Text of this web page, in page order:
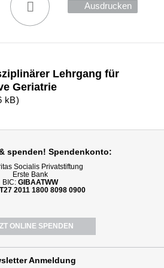
Ausdrucken
Lehrgang für
Geriatrie
kB)
spenden! Spendenkonto:
Socialis Privatstiftung
Erste Bank
BIC: GIBAATWW
2011 1800 8098 0900
ONLINE SPENDEN
Anmeldung